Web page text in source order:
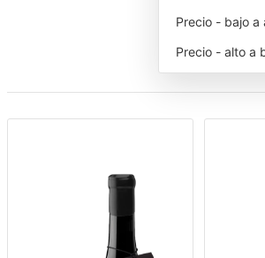
Precio - bajo a
Precio - alto a